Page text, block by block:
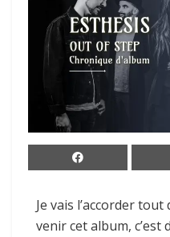
Je vais l’accorder tout
venir cet album,